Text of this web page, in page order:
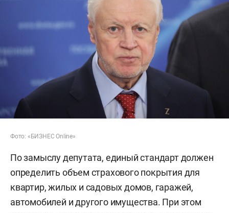
Фото: «БИЗНЕС Online»
По замыслу депутата, единый стандарт должен
определить объем страхового покрытия для
квартир, жилых и садовых домов, гаражей,
автомобилей и другого имущества. При этом